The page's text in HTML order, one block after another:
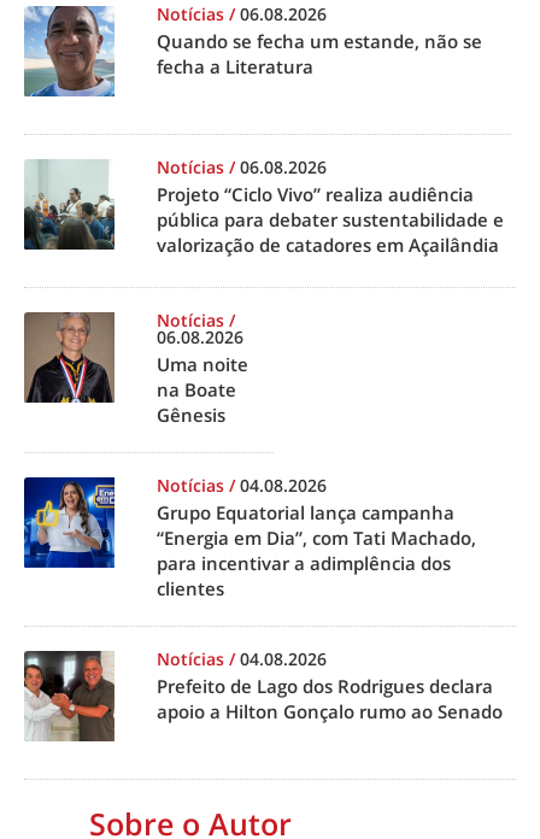
Notícias /06.08.2026
Quando se fecha um estande, não se
fecha a Literatura
Notícias /06.08.2026
Projeto “Ciclo Vivo” realiza audiência
pública para debater sustentabilidade e
valorização de catadores em Açailândia
Notícias /
06.08.2026
Uma noite
na Boate
Gênesis
Notícias /04.08.2026
Grupo Equatorial lança campanha
“Energia em Dia”, com Tati Machado,
para incentivar a adimplência dos
clientes
Notícias /04.08.2026
Prefeito de Lago dos Rodrigues declara
apoio a Hilton Gonçalo rumo ao Senado
Sobre o Autor